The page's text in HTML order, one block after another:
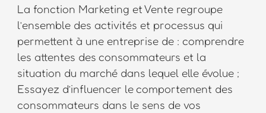
La fonction Marketing et Vente regroupe
l’ensemble des activités et processus qui
permettent à une entreprise de : comprendre
les attentes des consommateurs et la
situation du marché dans lequel elle évolue ;
Essayez d’influencer le comportement des
consommateurs dans le sens de vos